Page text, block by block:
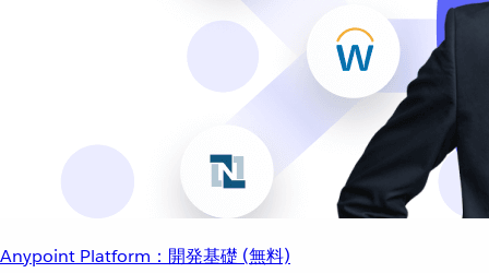
Anypoint Platform：開発基礎 (無料)